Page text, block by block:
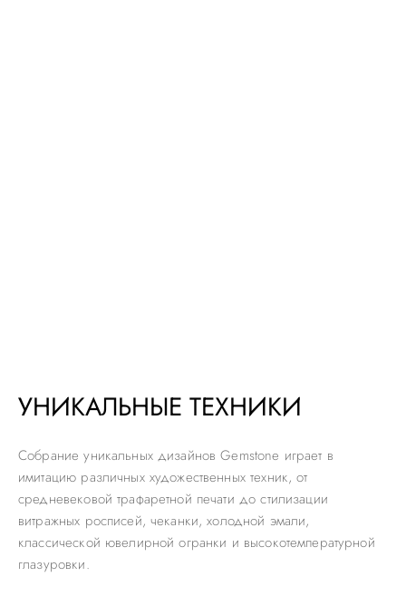
УНИКАЛЬНЫЕ ТЕХНИКИ
Собрание уникальных дизайнов Gemstone играет в
имитацию различных художественных техник, от
средневековой трафаретной печати до стилизации
витражных росписей, чеканки, холодной эмали,
классической ювелирной огранки и высокотемпературной
глазуровки.